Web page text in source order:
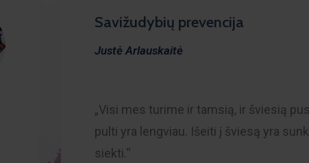
Savižudybių prevencija
Justė Arlauskaitė
„Visi mes turime ir tamsią, ir šviesią
pulti yra lengviau. Išeiti į šviesą yra
siekti.“